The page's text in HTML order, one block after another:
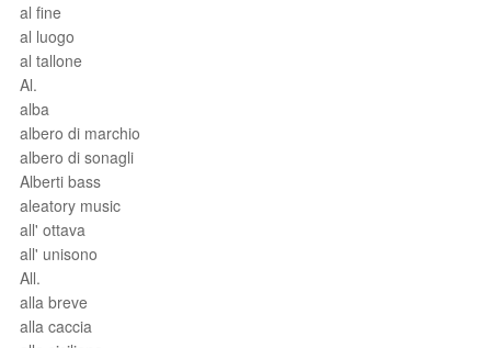
al fine
al luogo
al tallone
Al.
alba
albero di marchio
albero di sonagli
Alberti bass
aleatory music
all' ottava
all' unisono
All.
alla breve
alla caccia